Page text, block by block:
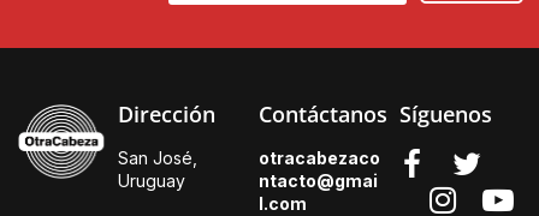
Dirección
San José,
Uruguay
Contáctanos
otracabezaco
ntacto@gmai
l.com
Síguenos